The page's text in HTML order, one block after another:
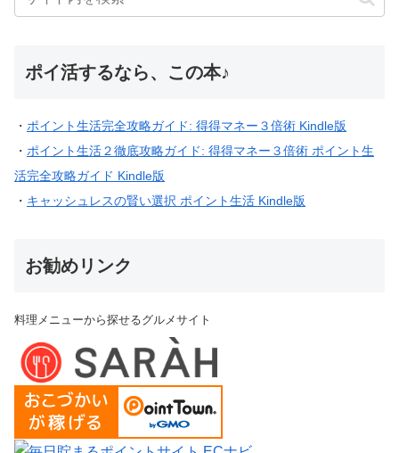
ポイ活するなら、この本♪
・ ポイント生活完全攻略ガイド: 得得マネー３倍術 Kindle版
・ ポイント生活２徹底攻略ガイド: 得得マネー３倍術 ポイント生
活完全攻略ガイド Kindle版
・ キャッシュレスの賢い選択 ポイント生活 Kindle版
お勧めリンク
料理メニューから探せるグルメサイト